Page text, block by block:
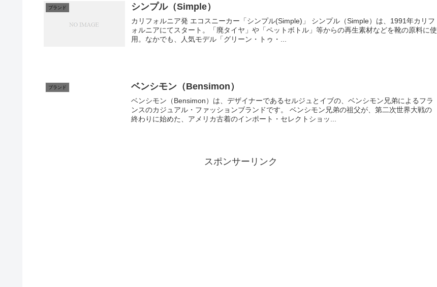
ブランド シンプル（Simple）
カリフォルニア発 エコスニーカー「シンプル(Simple)」 シンプル（Simple）は、1991年カリフ
ォルニアにてスタート。「廃タイヤ」や「ペットボトル」等からの再生素材などを靴の原料に使
用。なかでも、人気モデル「グリーン・トゥ・...
ブランド ベンシモン（Bensimon）
ベンシモン（Bensimon）は、デザイナーであるセルジュとイブの、ベンシモン兄弟によるフラ
ンスのカジュアル・ファッションブランドです。 ベンシモン兄弟の祖父が、第二次世界大戦の
終わりに始めた、アメリカ古着のインポート・セレクトショッ...
スポンサーリンク